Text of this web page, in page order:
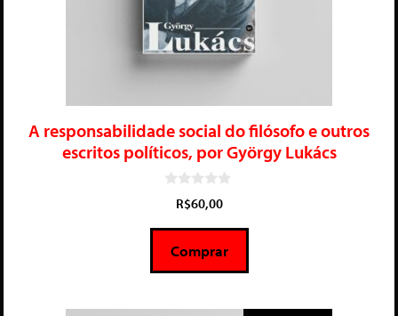
A responsabilidade social do filósofo e outros
escritos políticos, por György Lukács
5
R$60,00
Comprar